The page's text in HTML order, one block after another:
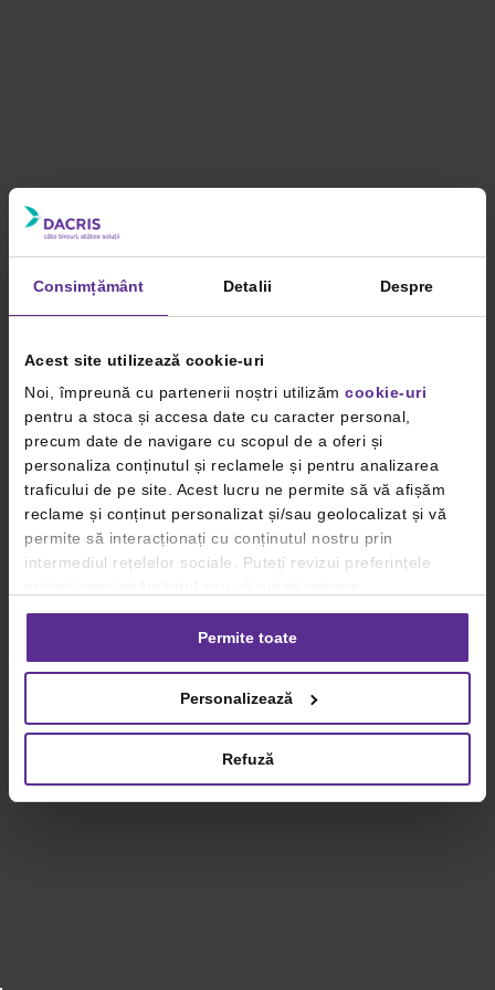
Consimțământ Detalii Despre
Acest site utilizează cookie-uri
Noi, împreună cu partenerii noștri utilizăm cookie-uri
pentru a stoca și accesa date cu caracter personal,
precum date de navigare cu scopul de a oferi și
personaliza conținutul și reclamele și pentru analizarea
traficului de pe site. Acest lucru ne permite să vă afișăm
reclame și conținut personalizat și/sau geolocalizat și vă
permite să interacționați cu conținutul nostru prin
intermediul rețelelor sociale. Puteți revizui preferințele
consimțământul oricând, făcând click pe linkul către
setările dvs. de cookie-uri.
privind utilizarea modulelor cookie.Detalii
Permite toate
Personalizează
Refuză